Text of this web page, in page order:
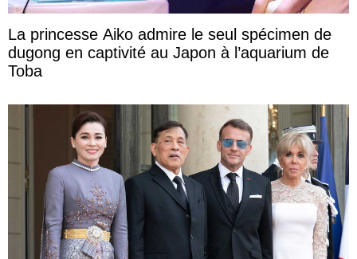
La princesse Aiko admire le seul spécimen de
dugong en captivité au Japon à l’aquarium de
Toba